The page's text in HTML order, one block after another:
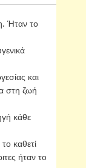
Ήταν το
και
στη ζωή
κάθε
καθετί
ήταν το